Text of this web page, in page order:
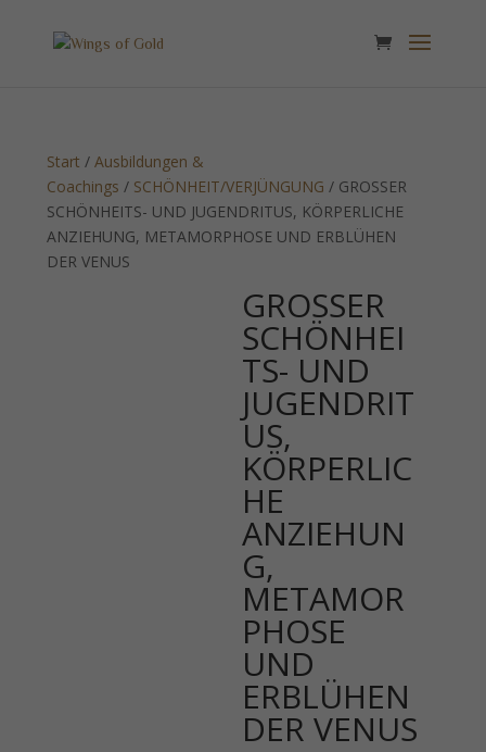
Start /Ausbildungen &
Coachings / SCHÖNHEIT/VERJÜNGUNG / GROSSER
SCHÖNHEITS- UND JUGENDRITUS, KÖRPERLICHE
ANZIEHUNG, METAMORPHOSE UND ERBLÜHEN
DER VENUS
GROSSER
SCHÖNHEI
TS- UND
JUGENDRIT
US,
KÖRPERLIC
HE
ANZIEHUN
G,
METAMOR
PHOSE
UND
ERBLÜHEN
DER VENUS